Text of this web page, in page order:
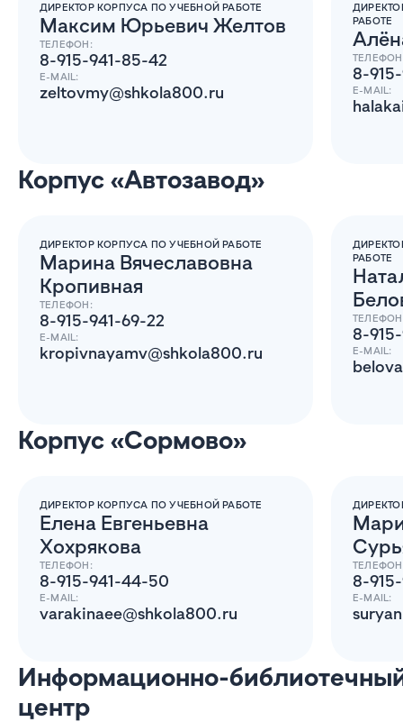
ДИРЕКТОР КОРПУСА ПО УЧЕБНОЙ РАБОТЕ
Максим Юрьевич Желтов
ТЕЛЕФОН:
8-915-941-85-42
E-MAIL:
zeltovmy@shkola800.ru
РАБОТЕ
8-
E-MAIL:
Корпус «Автозавод»
ДИРЕКТОР КОРПУСА ПО УЧЕБНОЙ РАБОТЕ
Марина Вячеславовна
Кропивная
ТЕЛЕФОН:
8-915-941-69-22
E-MAIL:
kropivnayamv@shkola800.ru
РАБОТЕ
8-
E-MAIL:
Корпус «Сормово»
ДИРЕКТОР КОРПУСА ПО УЧЕБНОЙ РАБОТЕ
Елена Евгеньевна
Хохрякова
ТЕЛЕФОН:
8-915-941-44-50
E-MAIL:
varakinaee@shkola800.ru
8-
E-MAIL:
Информационно-
центр